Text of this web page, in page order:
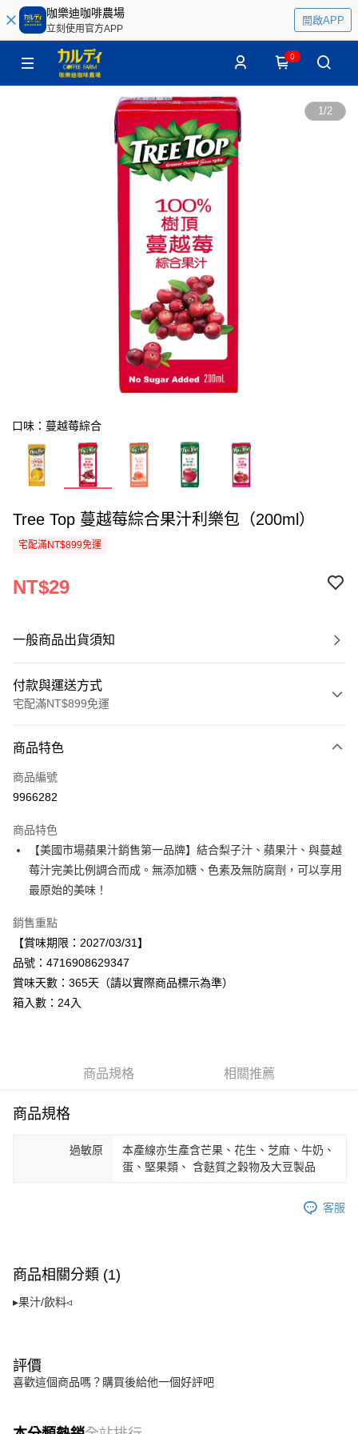
咖樂迪咖啡農場
立刻使用官方APP
開啟APP
0
1/2
口味：蔓越莓綜合
Tree Top 蔓越莓綜合果汁利樂包（200ml）
宅配滿NT$899免運
NT$29
一般商品出貨須知
付款與運送方式
宅配滿NT$899免運
信用卡一次付款
LINE Pay
街口支付
悠遊付
全盈+PAY
AFTEE先享後付
相關說明
【關於「AFTEE先享後付」】
３．安心：先確認商品／服務後，再付款。
１．於結帳方式選擇「AFTEE先享後付」後，將跳轉至「AFTEE先享後付」
２．訂單成立數日內，您將收到繳費通知簡訊。
３．收到繳費通知簡訊後14天內，點擊此簡訊中的連結，可透過四大超商／
ATM／網路銀行／等多元方式進行付款，方視為交易完成。
購買商品的店家。未經商家同意取消之訂單仍視為有效，需透過AFTEE先享
１．透過由恩沛科技股份有限公司提供之「AFTEE先享後付」服務完成之交
https://aftee.tw/terms/#terms3
３．未成年的使用者請事先徵得法定代理人或監護人之同意方可使用
「AFTEE先享後付」，若未經同意申辦者引起之損失，本公司不負相關責
每筆NT$120，滿NT$899(含以上)免運費
商品特色
商品編號
9966282
商品特色
【美國市場蘋果汁銷售第一品牌】結合梨子汁、蘋果汁、與蔓越
莓汁完美比例調合而成。無添加糖、色素及無防腐劑，可以享用
最原始的美味！
銷售重點
【賞味期限：2027/03/31】
品號：4716908629347
賞味天數：365天（請以實際商品標示為準）
箱入數：24入
商品規格 相關推薦
商品規格
過敏原
本產線亦生產含芒果、花生、芝麻、牛奶、
蛋、堅果類、 含麩質之穀物及大豆製品
客服
商品相關分類 (1)
▸果汁/飲料◃
評價
喜歡這個商品嗎？購買後給他一個好評吧